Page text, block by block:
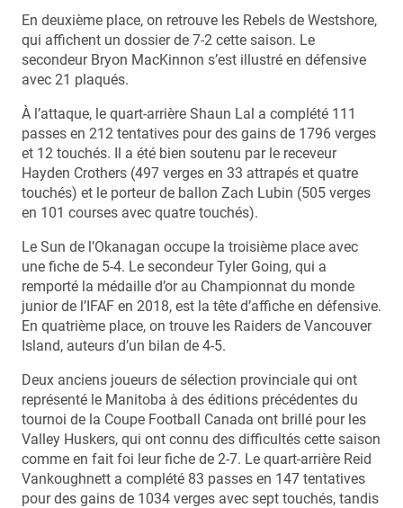
En deuxième place, on retrouve les Rebels de Westshore,
qui affichent un dossier de 7-2 cette saison. Le
secondeur Bryon MacKinnon s’est illustré en défensive
avec 21 plaqués.
À l’attaque, le quart-arrière Shaun Lal a complété 111
passes en 212 tentatives pour des gains de 1796 verges
et 12 touchés. Il a été bien soutenu par le receveur
Hayden Crothers (497 verges en 33 attrapés et quatre
touchés) et le porteur de ballon Zach Lubin (505 verges
en 101 courses avec quatre touchés).
Le Sun de l’Okanagan occupe la troisième place avec
une fiche de 5-4. Le secondeur Tyler Going, qui a
remporté la médaille d’or au Championnat du monde
junior de l’IFAF en 2018, est la tête d’affiche en défensive.
En quatrième place, on trouve les Raiders de Vancouver
Island, auteurs d’un bilan de 4-5.
Deux anciens joueurs de sélection provinciale qui ont
représenté le Manitoba à des éditions précédentes du
tournoi de la Coupe Football Canada ont brillé pour les
Valley Huskers, qui ont connu des difficultés cette saison
comme en fait foi leur fiche de 2-7. Le quart-arrière Reid
Vankoughnett a complété 83 passes en 147 tentatives
pour des gains de 1034 verges avec sept touchés, tandis